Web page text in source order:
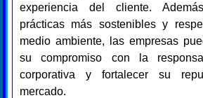
experiencia del cliente.
prácticas más sostenibles y
medio ambiente, las empresas
su compromiso con la
corporativa y fortalecer su
mercado.